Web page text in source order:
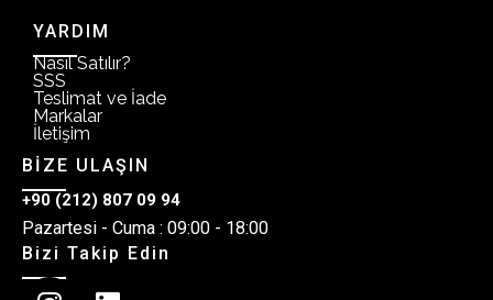
YARDIM
Nasıl Satılır?
SSS
Teslimat ve İade
Markalar
İletişim
BİZE ULAŞIN
+90 (212) 807 09 94
Pazartesi - Cuma : 09:00 - 18:00
Bizi Takip Edin